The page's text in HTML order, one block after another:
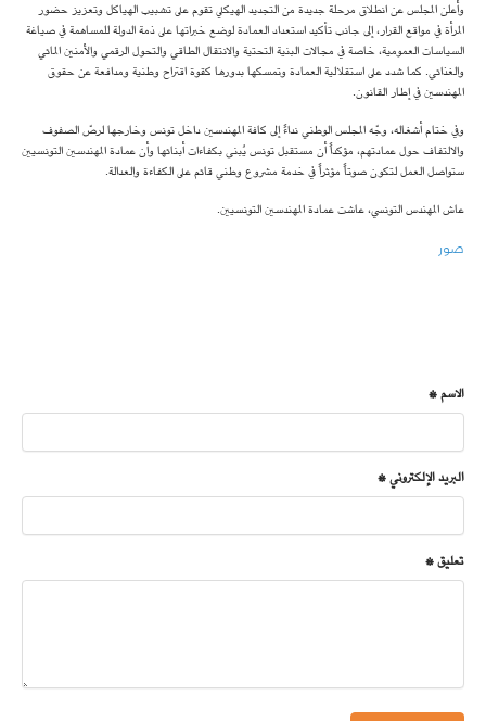
وأعلن المجلس عن انطلاق مرحلة جديدة من التجديد الهيكلي تقوم على تشبيب الهياكل وتعزيز حضور
المرأة في مواقع القرار، إلى جانب تأكيد استعداد العمادة لوضع خبراتها على ذمة الدولة للمساهمة في صياغة
السياسات العمومية، خاصة في مجالات البنية التحتية والانتقال الطاقي والتحول الرقمي والأمنين المائي
والغذائي. كما شدد على استقلالية العمادة وتمسكها بدورها كقوة اقتراح وطنية ومدافعة عن حقوق
المهندسين في إطار القانون.
وفي ختام أشغاله، وجّه المجلس الوطني نداءً إلى كافة المهندسين داخل تونس وخارجها لرصّ الصفوف
والالتفاف حول عمادتهم، مؤكداً أن مستقبل تونس يُبنى بكفاءات أبنائها وأن عمادة المهندسين التونسيين
ستواصل العمل لتكون صوتاً مؤثراً في خدمة مشروع وطني قائم على الكفاءة والعدالة.
عاش المهندس التونسي، عاشت عمادة المهندسين التونسيين.
صور
الاسم *
البريد الإلكتروني *
تعليق *